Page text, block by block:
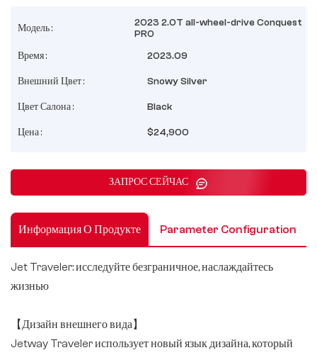
Модель :
2023 2.0T all-wheel-drive Conquest
PRO
Время :
2023.09
Внешний Цвет : Snowy Silver
Цвет Салона : Black
Цена : $24,900
ЗАПРОС СЕЙЧАС
Информация О Продукте Parameter Configuration
Jet Traveler: исследуйте безграничное, наслаждайтесь
жизнью
【Дизайн внешнего вида】
Jetway Traveler использует новый язык дизайна, который